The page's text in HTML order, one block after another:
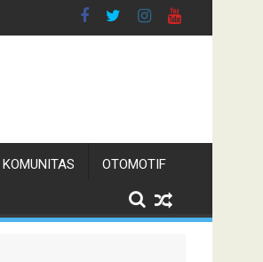
KOMUNITAS OTOMOTIF